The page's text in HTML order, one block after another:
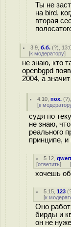
Ты не
на bird,
вторая
3.9 ,б.б. (?),
[к модератору]
не знаю, кто
openbgpd
2004, а
4.10 ,пох. (?
[к
судя по
не знаю,
реального
принципе, и
5.12 ,
[ответить] [
хочешь об
5.15 ,123 (
[к
Оно
бирды и
он не